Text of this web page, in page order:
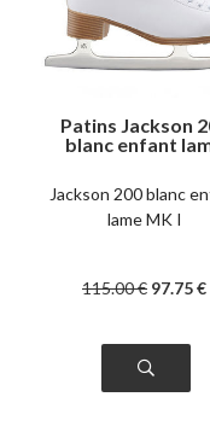
Patins Jackson
blanc enfant
Jackson 200 blanc
lame MK I
115.00€ 97.75€